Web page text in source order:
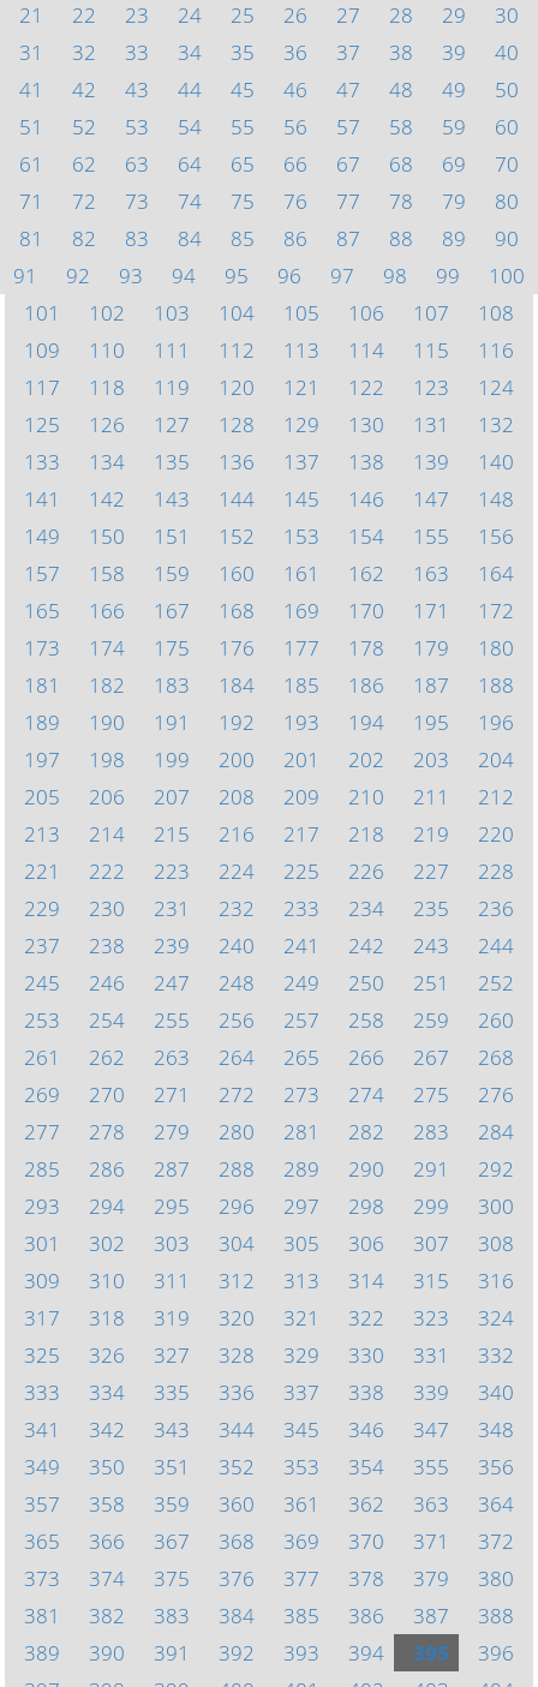
21
22 23 24 25 26 27 28 29
30
31
32 33 34 35 36 37 38 39
40
41
42 43 44 45 46 47 48 49
50
51
52 53 54 55 56 57 58 59
60
61
62 63 64 65 66 67 68 69
70
71
72 73 74 75 76 77 78 79
80
81
82 83 84 85 86 87 88 89
90
91
92 93 94 95 96 97 98 99
100
101
102 103 104 105 106 107
108
109
110 111 112 113 114 115
116
117
118 119 120 121 122 123
124
125
126 127 128 129 130 131
132
133
134 135 136 137 138 139
140
141
142 143 144 145 146 147
148
149
150 151 152 153 154 155
156
157
158 159 160 161 162 163
164
165
166 167 168 169 170 171
172
173
174 175 176 177 178 179
180
181
182 183 184 185 186 187
188
189
190 191 192 193 194 195
196
197
198 199 200 201 202 203
204
205
206 207 208 209 210 211
212
213
214 215 216 217 218 219
220
221
222 223 224 225 226 227
228
229
230 231 232 233 234 235
236
237
238 239 240 241 242 243
244
245
246 247 248 249 250 251
252
253
254 255 256 257 258 259
260
261
262 263 264 265 266 267
268
269
270 271 272 273 274 275
276
277
278 279 280 281 282 283
284
285
286 287 288 289 290 291
292
293
294 295 296 297 298 299
300
301
302 303 304 305 306 307
308
309
310 311 312 313 314 315
316
317
318 319 320 321 322 323
324
325
326 327 328 329 330 331
332
333
334 335 336 337 338 339
340
341
342 343 344 345 346 347
348
349
350 351 352 353 354 355
356
357
358 359 360 361 362 363
364
365
366 367 368 369 370 371
372
373
374 375 376 377 378 379
380
381
382 383 384 385 386 387
388
389
390 391 392 393 394 395
396